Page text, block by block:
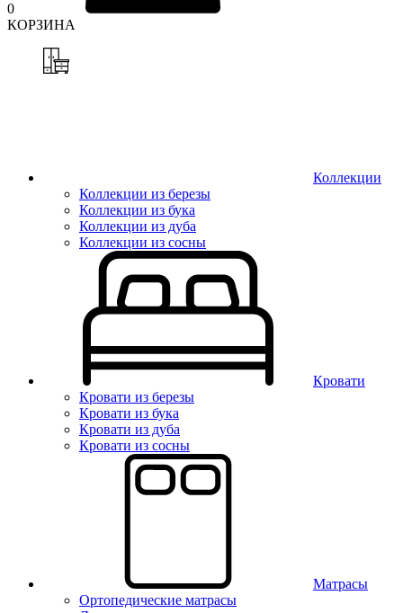
0
КОРЗИНА
Коллекции
Коллекции из березы
Коллекции из бука
Коллекции из дуба
Коллекции из сосны
Кровати
Кровати из березы
Кровати из бука
Кровати из дуба
Кровати из сосны
Матрасы
Ортопедические матрасы